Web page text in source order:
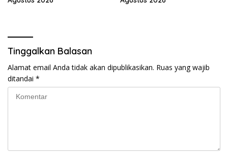
Tinggalkan Balasan
Alamat email Anda tidak akan dipublikasikan. Ruas yang wajib
ditandai *